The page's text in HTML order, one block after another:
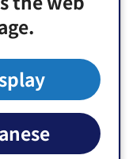
口：防災センタ
4丁目11番28号